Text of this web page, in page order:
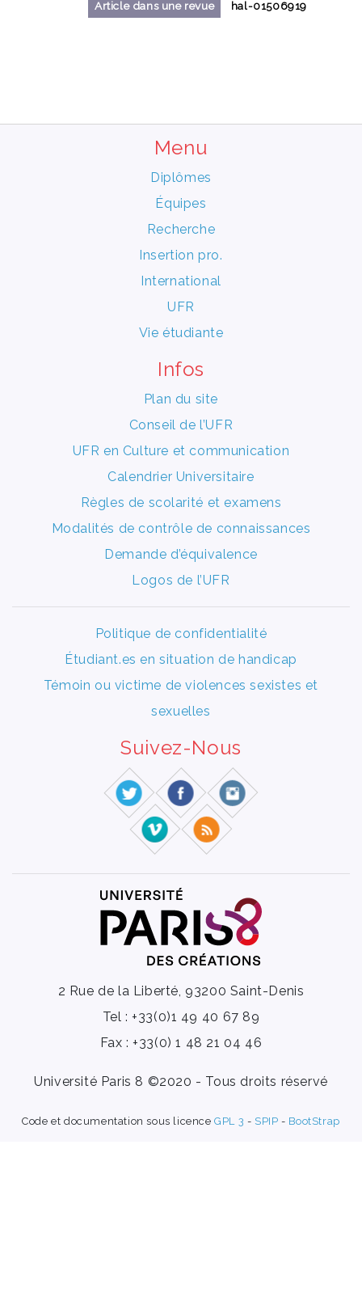
Article dans une revue hal-01506919
Menu
Diplômes
Équipes
Recherche
Insertion pro.
International
UFR
Vie étudiante
Infos
Plan du site
Conseil de l’UFR
UFR en Culture et communication
Calendrier Universitaire
Règles de scolarité et examens
Modalités de contrôle de connaissances
Demande d’équivalence
Logos de l’UFR
Politique de confidentialité
Étudiant.es en situation de handicap
Témoin ou victime de violences sexistes et
sexuelles
Suivez-Nous
2 Rue de la Liberté, 93200 Saint-Denis
Tel : +33(0)1 49 40 67 89
Fax : +33(0) 1 48 21 04 46
Université Paris 8 ©2020 - Tous droits réservé
Code et documentation sous licenceGPL 3 - SPIP - BootStrap